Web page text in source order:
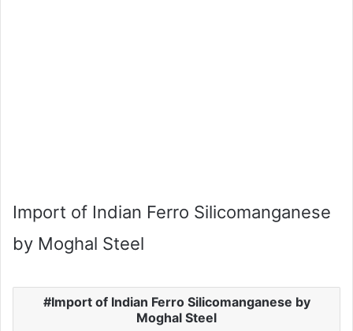
Import of Indian Ferro Silicomanganese
by Moghal Steel
Import of Indian Ferro Silicomanganese by
Moghal Steel